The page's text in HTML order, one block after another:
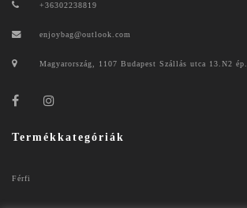
+36302238819
enjoybag@outlook.com
Magyarország, 1107 Budapest Szállás utca 13.N2 ép.
Termékkategóriák
Férfi